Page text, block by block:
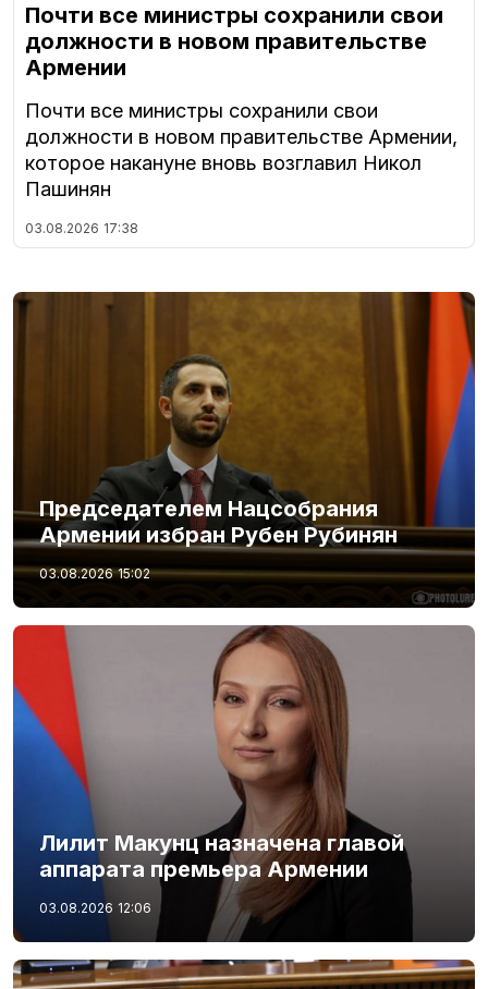
Почти все министры сохранили свои
должности в новом правительстве
Армении
Почти все министры сохранили свои
должности в новом правительстве Армении,
которое накануне вновь возглавил Никол
Пашинян
03.08.2026 17:38
Председателем Нацсобрания
Армении избран Рубен Рубинян
03.08.2026 15:02
Лилит Макунц назначена главой
аппарата премьера Армении
03.08.2026 12:06